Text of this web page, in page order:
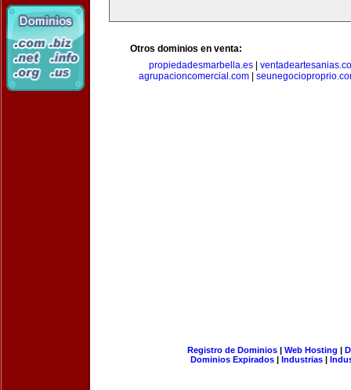
Otros dominios en venta:
propiedadesmarbella.es|
agrupacioncomercial.com
Registro de Dominios| Web Hosting |
Dominios Expirados | Industrias |